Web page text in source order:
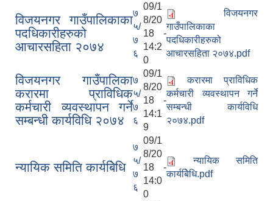
विजयनगर गाउँपालिकाका
पदधिकारीहरुको
आचारसहिता २०७४
७
५/
७
६
09/1
8/20
18 -
14:2
0
विजयनगर
गाउँपालिकाका
पदधिकारीहरुको
आचारसहिता २०७४.pdf
विजयनगर गाउँपालिका
करारमा प्राविधिक
कर्मचारी व्यवस्थापन गर्ने
सम्बन्धी कार्यविधि २०७४
७
५/
७
६
09/1
8/20
18 -
14:1
9
करारमा प्राविधिक
कर्मचारी व्यवस्थापन गर्ने
सम्बन्धी कार्यविधि
२०७४.pdf
न्यायिक समिति कार्यबिेधि
७
५/
७
६
09/1
8/20
18 -
14:0
0
न्यायिक समिति
कार्यबिेधि.pdf